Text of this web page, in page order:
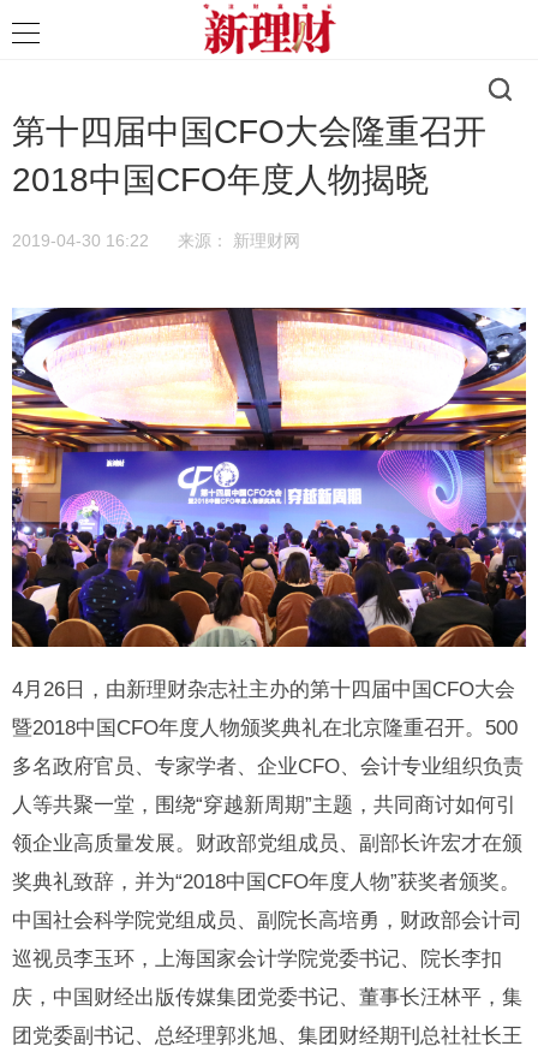
第十四届中国CFO大会隆重召开
2018中国CFO年度人物揭晓
2019-04-30 16:22 来源： 新理财网
4月26日，由新理财杂志社主办的第十四届中国CFO大会
暨2018中国CFO年度人物颁奖典礼在北京隆重召开。500
多名政府官员、专家学者、企业CFO、会计专业组织负责
人等共聚一堂，围绕“穿越新周期”主题，共同商讨如何引
领企业高质量发展。财政部党组成员、副部长许宏才在颁
奖典礼致辞，并为“2018中国CFO年度人物”获奖者颁奖。
中国社会科学院党组成员、副院长高培勇，财政部会计司
巡视员李玉环，上海国家会计学院党委书记、院长李扣
庆，中国财经出版传媒集团党委书记、董事长汪林平，集
团党委副书记、总经理郭兆旭、集团财经期刊总社社长王